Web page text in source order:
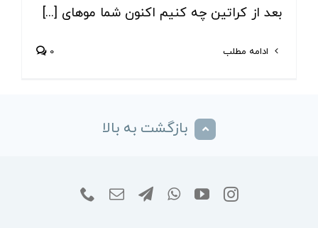
بعد از کراتین چه کنیم اکنون شما موهای [...]
ادامه مطلب 0
بازگشت به بالا